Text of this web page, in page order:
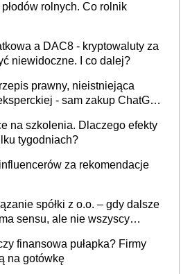
rolnych. Co rolnik
a DAC8 - kryptowaluty za
niewidoczne. I co dalej?
prawny, nieistniejąca
- sam zakup ChatGPT
na szkolenia. Dlaczego efekty
tygodniach?
za rekomendacje
spółki z o.o. – gdy dalsze
sensu, ale nie wszyscy
finansowa pułapka? Firmy
na gotówkę